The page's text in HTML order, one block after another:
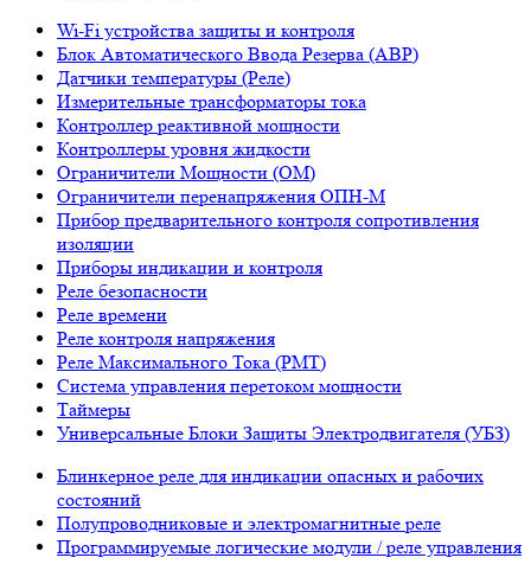
Wi-Fi устройства защиты и контроля
Блок Автоматического Ввода Резерва (АВР)
Датчики температуры (Реле)
Измерительные трансформаторы тока
Контроллер реактивной мощности
Контроллеры уровня жидкости
Ограничители Мощности (ОМ)
Ограничители перенапряжения ОПН-М
Прибор предварительного контроля сопротивления
изоляции
Приборы индикации и контроля
Реле безопасности
Реле времени
Реле контроля напряжения
Реле Максимального Тока (РМТ)
Система управления перетоком мощности
Таймеры
Универсальные Блоки Защиты Электродвигателя (УБЗ)
Блинкерное реле для индикации опасных и рабочих
состояний
Полупроводниковые и электромагнитные реле
Программируемые логические модули / реле управления